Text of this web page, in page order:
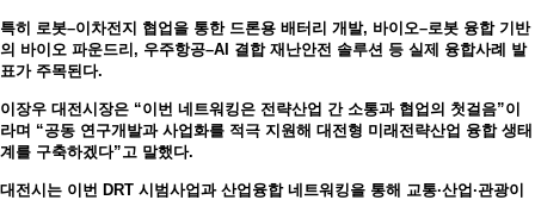
특히 로봇–이차전지 협업을 통한 드론용 배터리 개발, 바이오–로봇 융합 기반
의 바이오 파운드리, 우주항공–AI 결합 재난안전 솔루션 등 실제 융합사례 발
표가 주목된다.
이장우 대전시장은 “이번 네트워킹은 전략산업 간 소통과 협업의 첫걸음”이
라며 “공동 연구개발과 사업화를 적극 지원해 대전형 미래전략산업 융합 생태
계를 구축하겠다”고 말했다.
대전시는 이번 DRT 시범사업과 산업융합 네트워킹을 통해 교통·산업·관광이